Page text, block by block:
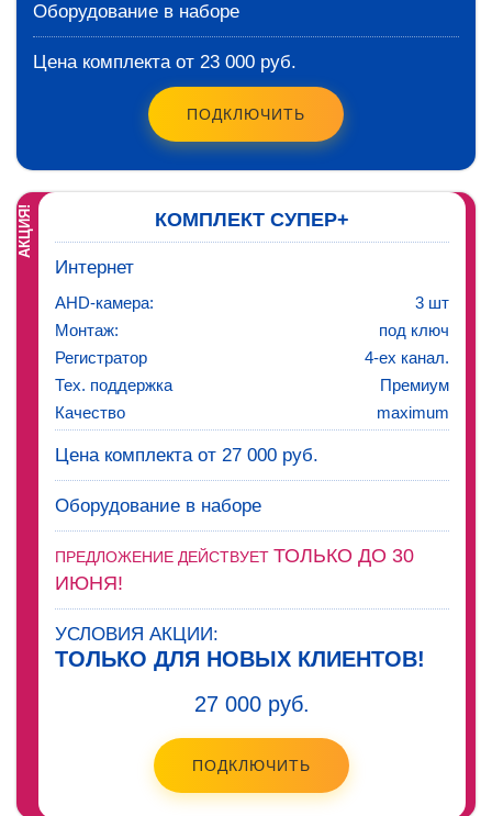
Оборудование в наборе
Цена комплекта от 23 000 руб.
ПОДКЛЮЧИТЬ
АКЦИЯ! КОМПЛЕКТ СУПЕР+
Интернет
AHD-камера:
3 шт
Монтаж:
под ключ
Регистратор
4-ех канал.
Тех. поддержка
Премиум
Качество
maximum
Цена комплекта от 27 000 руб.
Оборудование в наборе
ПРЕДЛОЖЕНИЕ ДЕЙСТВУЕТ ТОЛЬКО ДО 30
ИЮНЯ!
УСЛОВИЯ АКЦИИ:
ТОЛЬКО ДЛЯ НОВЫХ КЛИЕНТОВ!
27 000 руб.
ПОДКЛЮЧИТЬ